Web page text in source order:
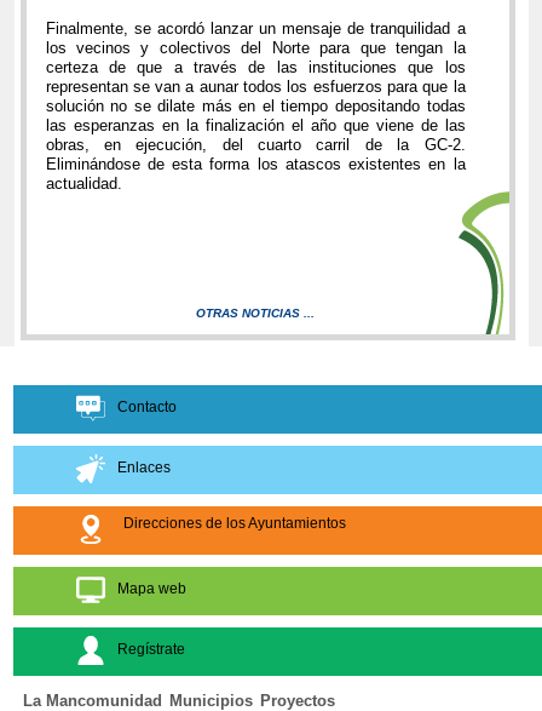
Finalmente, se acordó lanzar un mensaje de tranquilidad a
los vecinos y colectivos del Norte para que tengan la
certeza de que a través de las instituciones que los
representan se van a aunar todos los esfuerzos para que la
solución no se dilate más en el tiempo depositando todas
las esperanzas en la finalización el año que viene de las
obras, en ejecución, del cuarto carril de la GC-2.
Eliminándose de esta forma los atascos existentes en la
actualidad.
OTRAS NOTICIAS ...
Contacto
Enlaces
Direcciones de los Ayuntamientos
Mapa web
Regístrate
La Mancomunidad Municipios Proyectos